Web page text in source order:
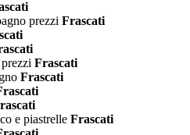
prezzi Frascati
Frascati
Frascati
e piastrelle Frascati